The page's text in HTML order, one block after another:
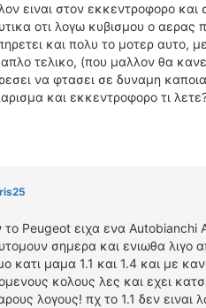
ειναι στον εκκεντροφορο και
οτι λογω κυβισμου ο αερας
και πολυ το μοτερ αυτο,
τελικο, (που μαλλον θα
να φτασει σε δυναμη
και εκκεντροφορο τι
το Peugeot ειχα ενα Autobianchi
σημερα και ενιωθα λιγο
κατι μαμα 1.1 και 1.4 και με
κολους λες και εχει
λογους! πχ το 1.1 δεν ειναι